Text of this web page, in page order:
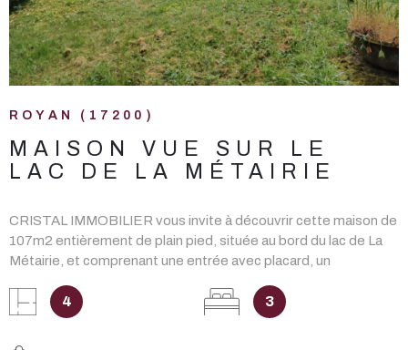
ROYAN (17200)
MAISON VUE SUR LE
LAC DE LA MÉTAIRIE
CRISTAL IMMOBILIER vous invite à découvrir cette maison de
107m2 entièrement de plain pied, située au bord du lac de La
Métairie, et comprenant une entrée avec placard, un
équipée, 3 chambres dont 1 avec cabinet de toilette, wc
indépendant, une salle d'eau, une buanderie. Un garage, une
4 3